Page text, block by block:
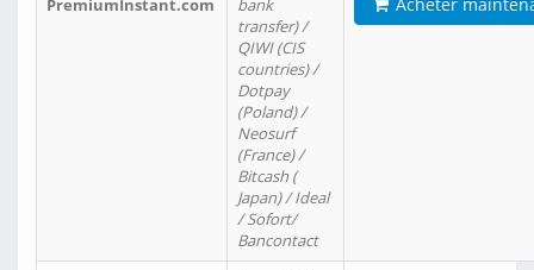
PremiumInstant.com
bank
transfer) /
QIWI (CIS
countries) /
Dotpay
(Poland) /
Neosurf
(France) /
Bitcash (
Japan) / Ideal
/ Sofort/
Bancontact